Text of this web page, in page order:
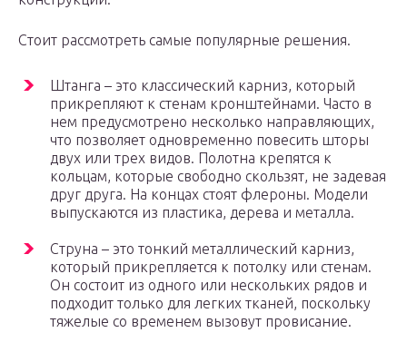
Стоит рассмотреть самые популярные решения.
Штанга – это классический карниз, который
прикрепляют к стенам кронштейнами. Часто в
нем предусмотрено несколько направляющих,
что позволяет одновременно повесить шторы
двух или трех видов. Полотна крепятся к
кольцам, которые свободно скользят, не задевая
друг друга. На концах стоят флероны. Модели
выпускаются из пластика, дерева и металла.
Струна – это тонкий металлический карниз,
который прикрепляется к потолку или стенам.
Он состоит из одного или нескольких рядов и
подходит только для легких тканей, поскольку
тяжелые со временем вызовут провисание.